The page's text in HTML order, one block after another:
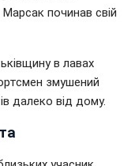
починав свій
в лавах
змушений
далеко від дому.